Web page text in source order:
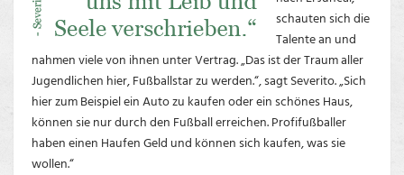
schauten sich die
Talente an und
nahmen viele von ihnen unter Vertrag. „Das ist der Traum aller
Jugendlichen hier, Fußballstar zu werden.“, sagt Severito. „Sich
hier zum Beispiel ein Auto zu kaufen oder ein schönes Haus,
können sie nur durch den Fußball erreichen. Profifußballer
haben einen Haufen Geld und können sich kaufen, was sie
wollen.“